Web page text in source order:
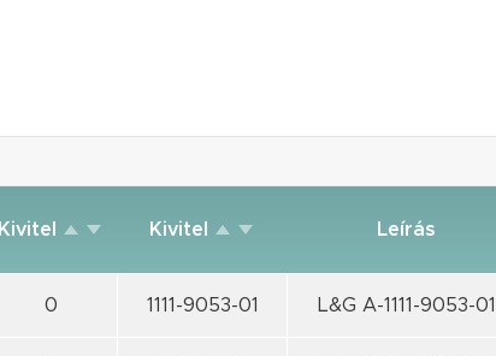
Kivitel Kivitel Leírás
0 1111-9053-01 L&G A-1111-9053-01